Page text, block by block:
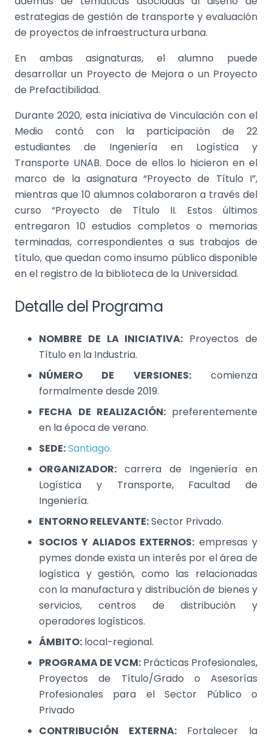
estrategias de gestión de transporte y evaluación
de proyectos de infraestructura urbana.
En ambas asignaturas, el alumno puede
desarrollar un Proyecto de Mejora o un Proyecto
de Prefactibilidad.
Durante 2020, esta iniciativa de Vinculación con el
Medio contó con la participación de 22
estudiantes de Ingeniería en Logística y
Transporte UNAB. Doce de ellos lo hicieron en el
marco de la asignatura “Proyecto de Título I”,
mientras que 10 alumnos colaboraron a través del
curso “Proyecto de Título II. Estos últimos
entregaron 10 estudios completos o memorias
terminadas, correspondientes a sus trabajos de
título, que quedan como insumo público disponible
en el registro de la biblioteca de la Universidad.
Detalle del Programa
NOMBRE DE LA INICIATIVA: Proyectos de
Título en la Industria.
NÚMERO DE VERSIONES:comienza
formalmente desde 2019.
FECHA DE REALIZACIÓN: preferentemente
en la época de verano.
SEDE:Santiago.
ORGANIZADOR: carrera de Ingeniería en
Logística y Transporte, Facultad de
Ingeniería.
ENTORNO RELEVANTE:Sector Privado.
SOCIOS Y ALIADOS EXTERNOS: empresas y
pymes donde exista un interés por el área de
logística y gestión, como las relacionadas
con la manufactura y distribución de bienes y
servicios, centros de distribución y
operadores logísticos.
ÁMBITO: local-regional.
PROGRAMA DE VCM: Prácticas Profesionales,
Proyectos de Título/Grado o Asesorías
Profesionales para el Sector Público o
Privado
CONTRIBUCIÓN EXTERNA:Fortalecer la